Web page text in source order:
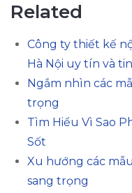
Related
Công ty thiết kế
Hà Nội uy tín và
Ngắm nhìn các
trọng
Tìm Hiểu Vì Sao
Sốt
Xu hướng các
sang trọng